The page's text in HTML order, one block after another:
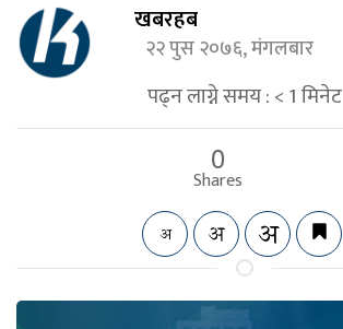
खबरहब
२२ पुस २०७६, मंगलबार
पढ्न लाग्ने समय :< 1मिनेट
0
Shares